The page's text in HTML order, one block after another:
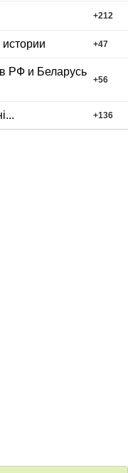
+212
+47
РФ и Беларусь
+56
+136